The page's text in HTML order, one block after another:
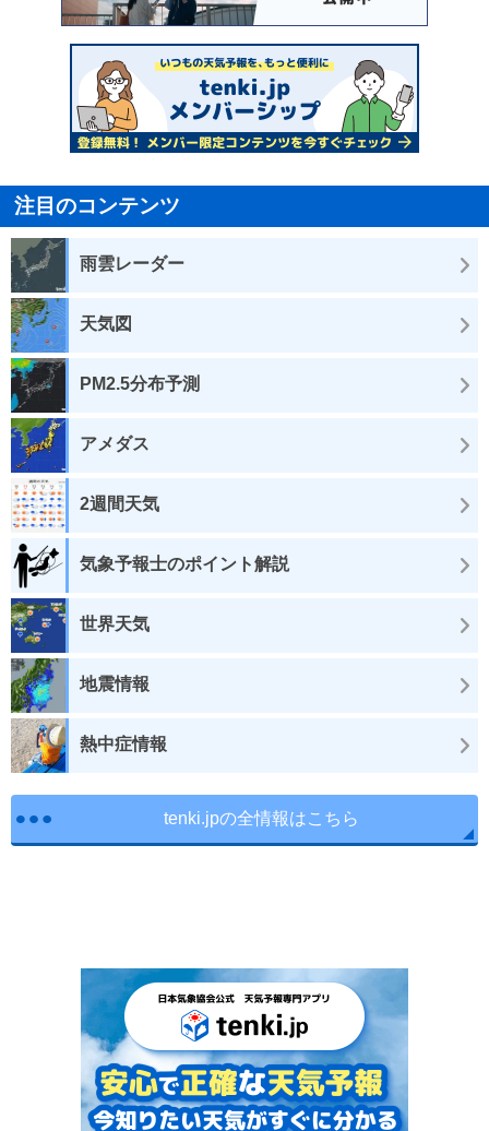
注目のコンテンツ
雨雲レーダー
天気図
PM2.5分布予測
アメダス
2週間天気
気象予報士のポイント解説
世界天気
地震情報
熱中症情報
tenki.jpの全情報はこちら